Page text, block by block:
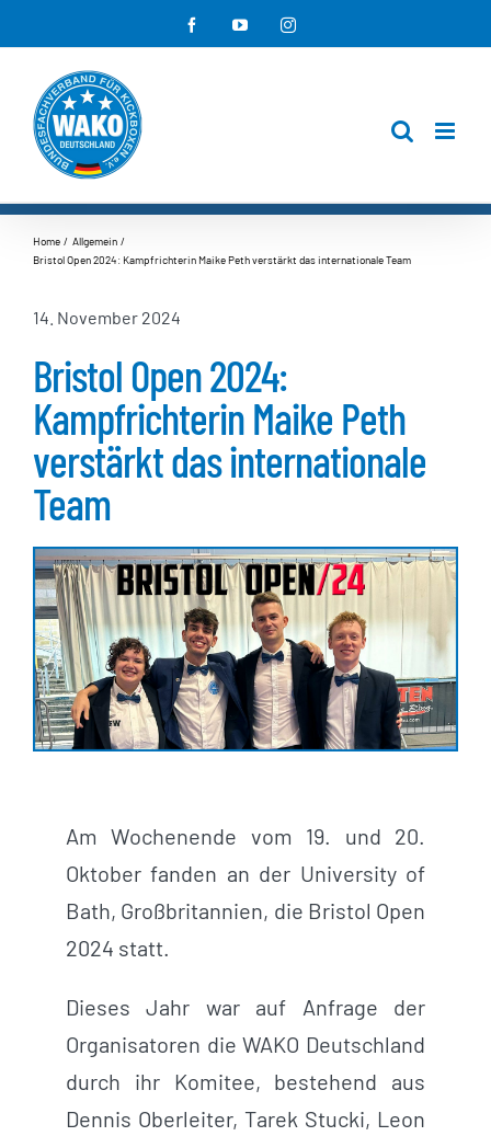
Inhalt
springen
FacebookYouTubeInstagram
Home
Allgemein
Bristol Open 2024: Kampfrichterin Maike Peth verstärkt das internationale Team
14. November 2024
Bristol Open 2024:
Kampfrichterin Maike Peth
verstärkt das internationale
Team
Am Wochenende vom 19. und 20.
Oktober fanden an der University of
Bath, Großbritannien, die Bristol Open
2024 statt.
Dieses Jahr war auf Anfrage der
Organisatoren die WAKO Deutschland
durch ihr Komitee, bestehend aus
Dennis Oberleiter, Tarek Stucki, Leon